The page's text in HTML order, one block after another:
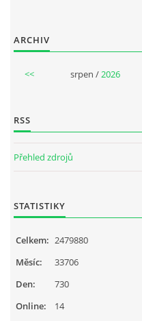
JOHN LENNON - ALBA
PAUL MCCARTNEY - SINGLY
ARCHIV
<< srpen /2026
RSS
Přehled zdrojů
STATISTIKY
Online: 14
Celkem: 2479880
Měsíc:
33706
Den:
730